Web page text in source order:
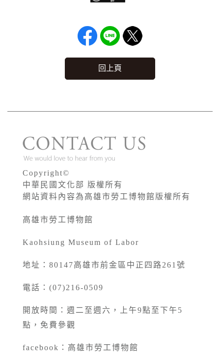
回上頁
Copyright©
中華民國文化部 版權所有
網站資料內容為高雄市勞工博物館版權所有
高雄市勞工博物館
Kaohsiung Museum of Labor
地址：80147高雄市前金區中正四路261號
電話：(07)216-0509
開放時間：週二至週六，上午9點至下午5
點，免費參觀
facebook： 高雄市勞工博物館